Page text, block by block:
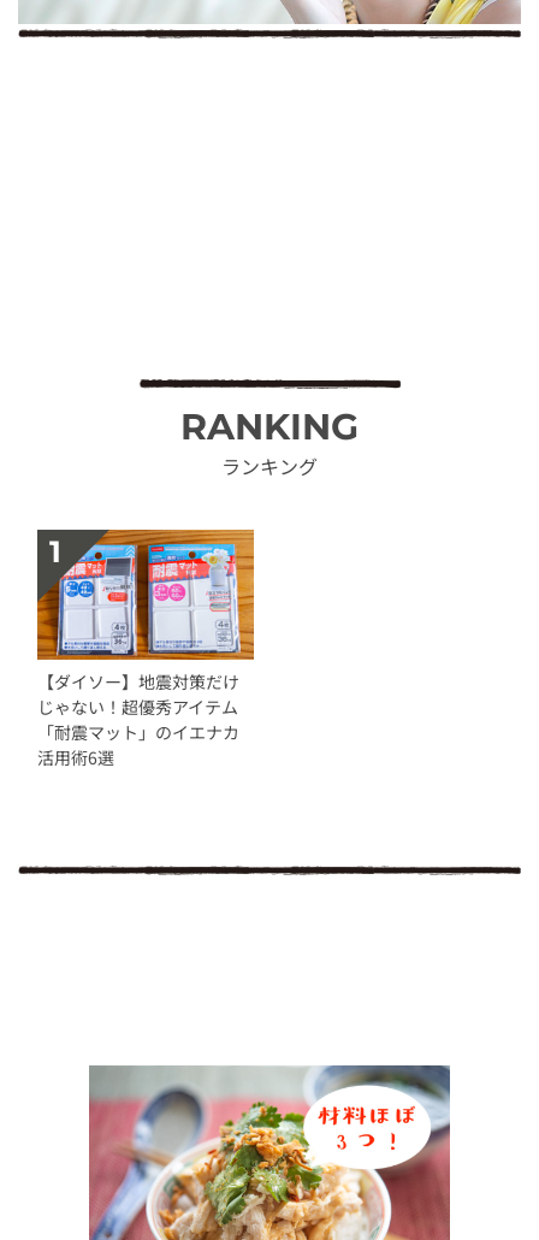
RANKING
ランキング
【ダイソー】地震対策だけ
じゃない！超優秀アイテム
「耐震マット」のイエナカ
活用術6選